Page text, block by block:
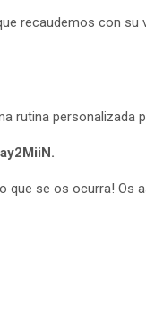
recaudemos con
rutina personalizada
que se os ocurra! Os